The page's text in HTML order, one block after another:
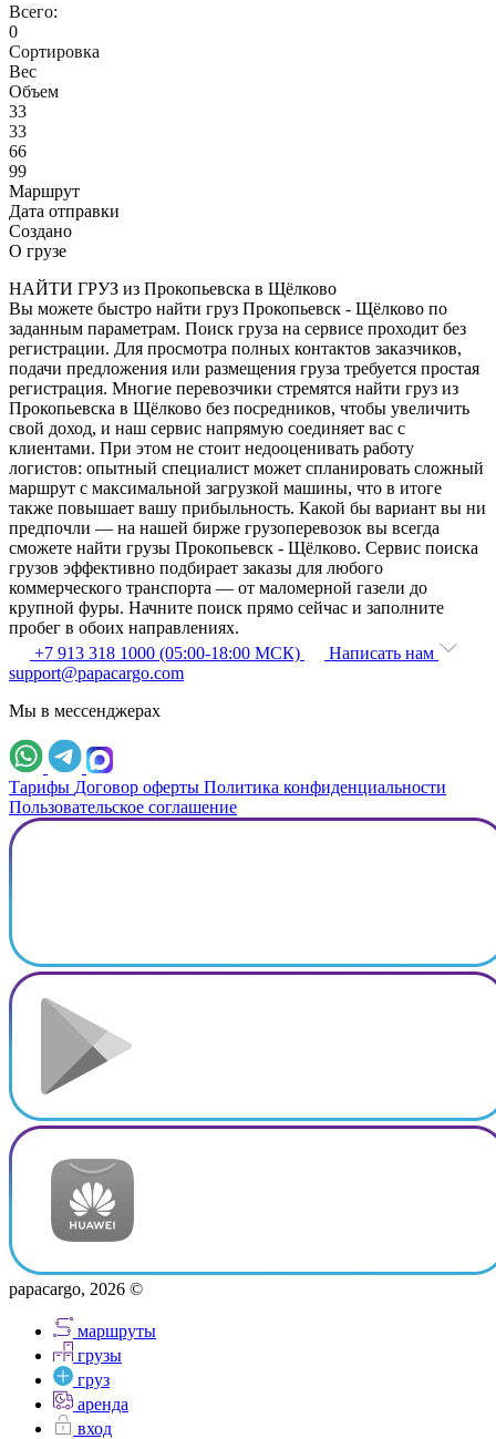
Всего:
0
Сортировка
Вес
Объем
33
33
66
99
Маршрут
Дата отправки
Создано
О грузе
НАЙТИ ГРУЗ из Прокопьевска в Щёлково
Вы можете быстро найти груз Прокопьевск - Щёлково по
заданным параметрам. Поиск груза на сервисе проходит без
регистрации. Для просмотра полных контактов заказчиков,
подачи предложения или размещения груза требуется простая
регистрация. Многие перевозчики стремятся найти груз из
Прокопьевска в Щёлково без посредников, чтобы увеличить
свой доход, и наш сервис напрямую соединяет вас с
клиентами. При этом не стоит недооценивать работу
логистов: опытный специалист может спланировать сложный
маршрут с максимальной загрузкой машины, что в итоге
также повышает вашу прибыльность. Какой бы вариант вы ни
предпочли — на нашей бирже грузоперевозок вы всегда
сможете найти грузы Прокопьевск - Щёлково. Сервис поиска
грузов эффективно подбирает заказы для любого
коммерческого транспорта — от маломерной газели до
крупной фуры. Начните поиск прямо сейчас и заполните
пробег в обоих направлениях.
+7 913 318 1000 (05:00-18:00 МСК)
Написать нам
support@papacargo.com
Мы в мессенджерах
Тарифы Договор оферты Политика конфиденциальности
Пользовательское соглашение
papacargo, 2026 ©
маршруты
грузы
груз
аренда
вход